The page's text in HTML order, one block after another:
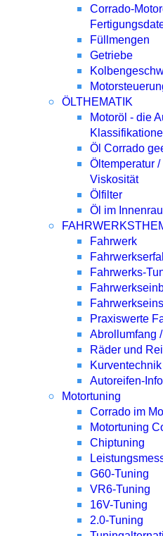
Corrado-
Füllmengen
Getriebe
ÖLTHEMATIK
Motoröl - die
Öl Corrado
Öltemperatur
Viskosität
Ölfilter
Öl im
Fahrwerk
Fahrwerks-
Praxiswerte
Abrollumfang
Räder und
Kurventechnik
Autoreifen-Info
Motortuning
Corrado im
Motortuning
Chiptuning
G60-Tuning
VR6-Tuning
16V-Tuning
2.0-Tuning